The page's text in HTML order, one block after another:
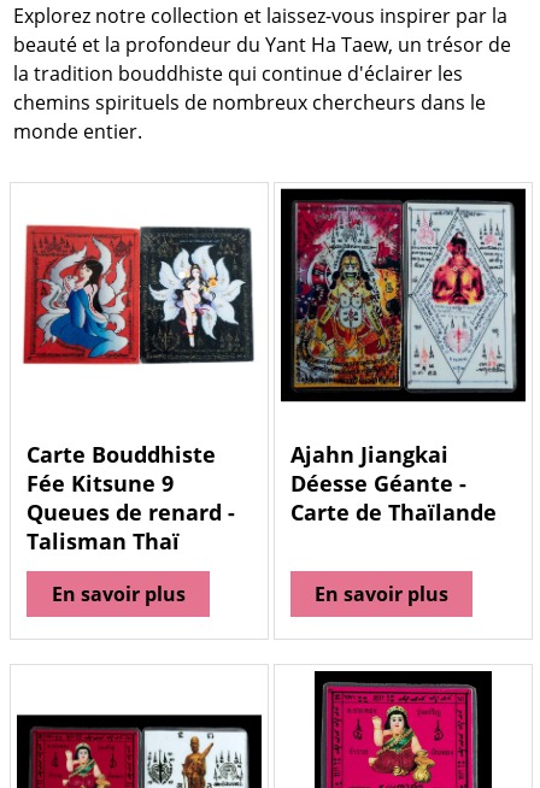
Explorez notre collection et laissez-vous inspirer par la
beauté et la profondeur du Yant Ha Taew, un trésor de
la tradition bouddhiste qui continue d'éclairer les
chemins spirituels de nombreux chercheurs dans le
monde entier.
Carte Bouddhiste
Fée Kitsune 9
Queues de renard -
Talisman Thaï
En savoir plus
Ajahn Jiangkai
Déesse Géante -
Carte de Thaïlande
En savoir plus